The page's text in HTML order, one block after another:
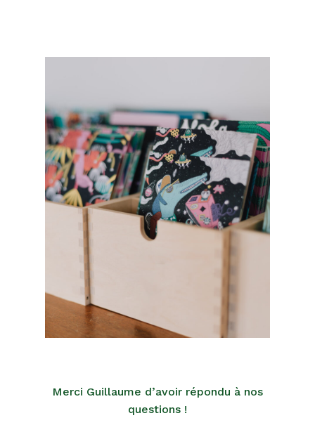
Merci Guillaume d’avoir répondu à nos
questions !